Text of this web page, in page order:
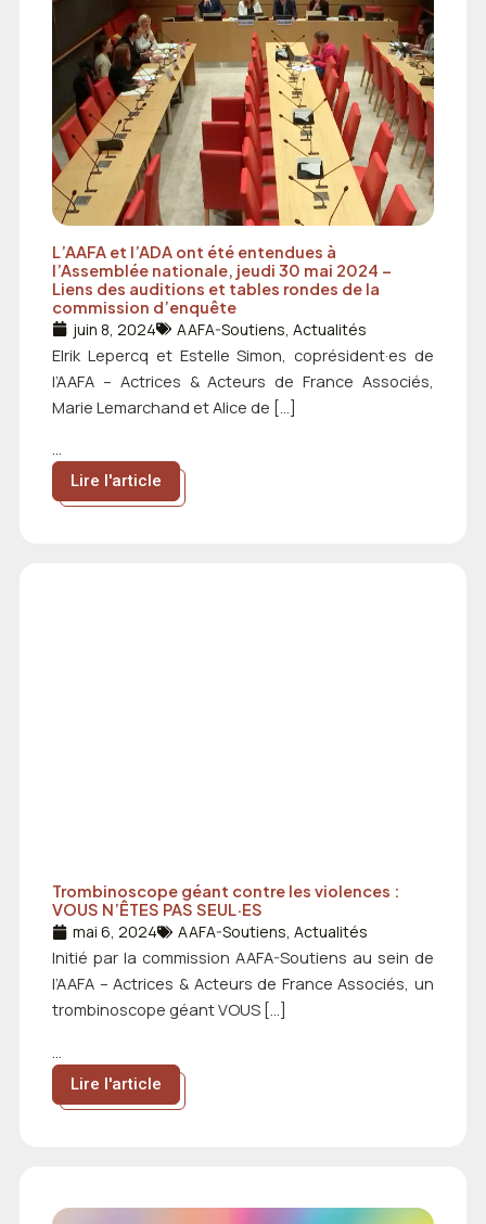
L’AAFA et l’ADA ont été entendues à
l’Assemblée nationale, jeudi 30 mai 2024 –
Liens des auditions et tables rondes de la
commission d’enquête
juin 8, 2024 AAFA-Soutiens,Actualités
Elrik Lepercq et Estelle Simon, coprésident·es de
l’AAFA – Actrices & Acteurs de France Associés,
Marie Lemarchand et Alice de […]
...
Lire l'article
Trombinoscope géant contre les violences :
VOUS N’ÊTES PAS SEUL·ES
mai 6, 2024 AAFA-Soutiens,Actualités
Initié par la commission AAFA-Soutiens au sein de
l’AAFA – Actrices & Acteurs de France Associés, un
trombinoscope géant VOUS […]
Lire l'article